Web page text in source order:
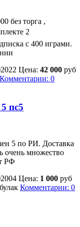
без торга ,
2
с 400 играми.
Цена: 42 000 руб
Комментарии: 0
пс5
5 по РИ. Доставка
очень множество
РФ
Цена: 1 000 руб
Комментарии: 0